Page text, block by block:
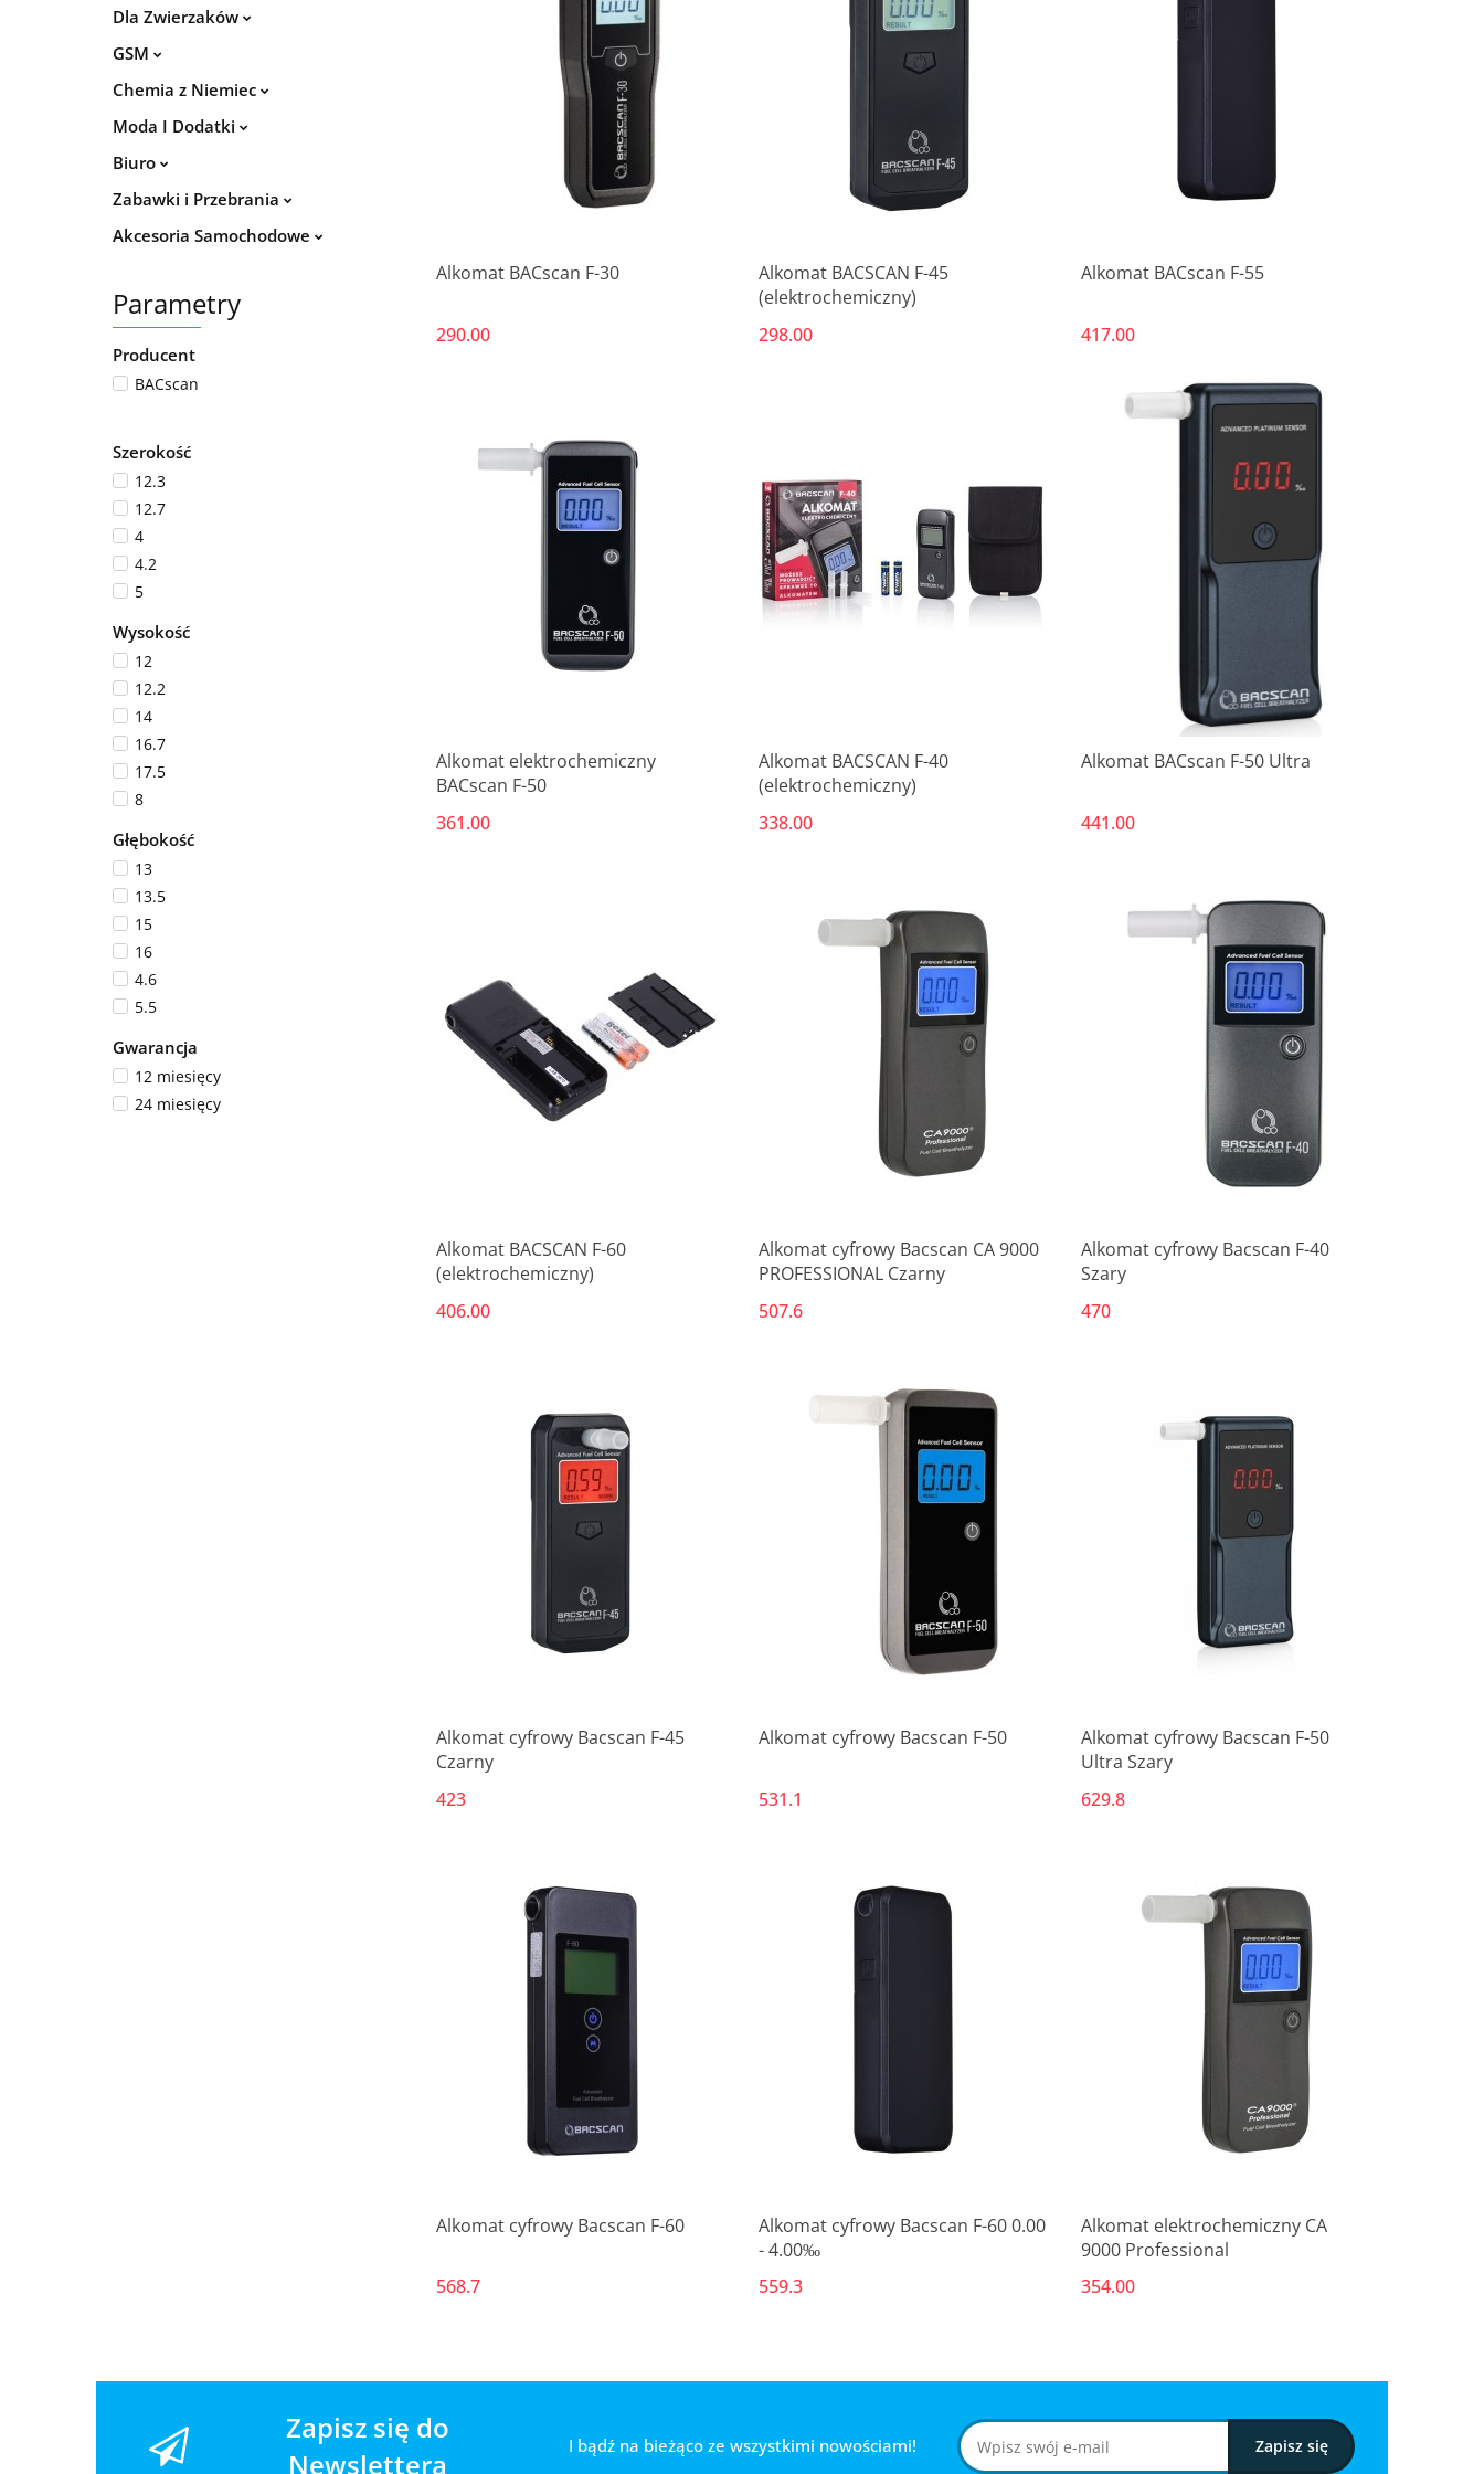
Dla Zwierzaków
GSM
Chemia z Niemiec
Moda I Dodatki
Biuro
Zabawki i Przebrania
Akcesoria Samochodowe
Parametry
Producent
BACscan
Szerokość
12.3
12.7
4
4.2
5
Wysokość
12
12.2
14
16.7
17.5
8
Głębokość
13
13.5
15
16
4.6
5.5
Gwarancja
12 miesięcy
24 miesięcy
Alkomat BACscan F-30
290.00
Alkomat BACSCAN F-45
(elektrochemiczny)
298.00
Alkomat BACscan F-55
417.00
Alkomat elektrochemiczny
BACscan F-50
361.00
Produkt niedostępny
Alkomat BACSCAN F-40
(elektrochemiczny)
338.00
Produkt niedostępny
Alkomat BACscan F-50 Ultra
441.00
Produkt niedostępny
Alkomat BACSCAN F-60
(elektrochemiczny)
406.00
Produkt niedostępny
Alkomat cyfrowy Bacscan CA 9000
PROFESSIONAL Czarny
507.6
Produkt niedostępny
Alkomat cyfrowy Bacscan F-40
Szary
470
Produkt niedostępny
Alkomat cyfrowy Bacscan F-45
Czarny
423
Produkt niedostępny
Alkomat cyfrowy Bacscan F-50
531.1
Produkt niedostępny
Alkomat cyfrowy Bacscan F-50
Ultra Szary
629.8
Produkt niedostępny
Alkomat cyfrowy Bacscan F-60
568.7
Produkt niedostępny
Alkomat cyfrowy Bacscan F-60 0.00
- 4.00‰
559.3
Produkt niedostępny
Alkomat elektrochemiczny CA
9000 Professional
354.00
Zapisz się do
Newslettera
I bądź na bieżąco ze wszystkimi nowościami!